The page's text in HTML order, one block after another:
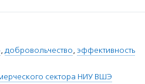
, добровольчество, эффективность
сектора НИУ ВШЭ